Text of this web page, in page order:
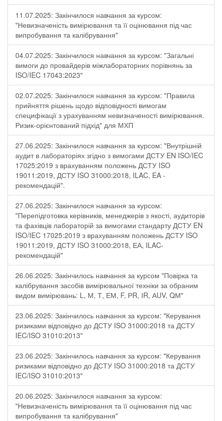
11.07.2025: Закінчилося навчання за курсом:
"Невизначеність вимірювання та її оцінювання під час
випробування та калібрування"
04.07.2025: Закінчилося навчання за курсом: "Загальні
вимоги до провайдерів міжлабораторних порівнянь за
ISO/IEC 17043:2023"
02.07.2025: Закінчилося навчання за курсом: "Правила
прийняття рішень щодо відповідності вимогам
специфікації з урахуванням невизначеності вимірювання.
Ризик-орієнтований підхід" для МХП
27.06.2025: Закінчилося навчання за курсом: "Внутрішній
аудит в лабораторіях згідно з вимогами ДСТУ EN ISO/IEC
17025:2019 з врахуванням положень ДСТУ ISO
19011:2019, ДСТУ ISO 31000:2018, ILAC, EA -
рекомендацій".
27.06.2025: Закінчилося навчання за курсом:
"Перепідготовка керівників, менеджерів з якості, аудиторів
та фахівців лабораторій за вимогами стандарту ДСТУ EN
ISO/IEC 17025:2019 з врахуванням положень ДСТУ ISO
19011:2019, ДСТУ ISO 31000:2018, ЕА, ILAC-
рекомендацій"
26.06.2025: Закінчилось навчання за курсом "Повірка та
калібрування засобів вимірювальної техніки за обраним
видом вимірювань: L, М, Т, ЕМ, F, РR, ІR, АUV, QМ"
23.06.2025: Закінчилось навчання за курсом: "Керування
ризиками відповідно до ДСТУ ISO 31000:2018 та ДСТУ
IEC/ISO 31010:2013"
23.06.2025: Закінчилось навчання за курсом: "Керування
ризиками відповідно до ДСТУ ISO 31000:2018 та ДСТУ
IEC/ISO 31010:2013"
20.06.2025: Закінчилося навчання за курсом:
"Невизначеність вимірювання та її оцінювання під час
випробування та калібрування"